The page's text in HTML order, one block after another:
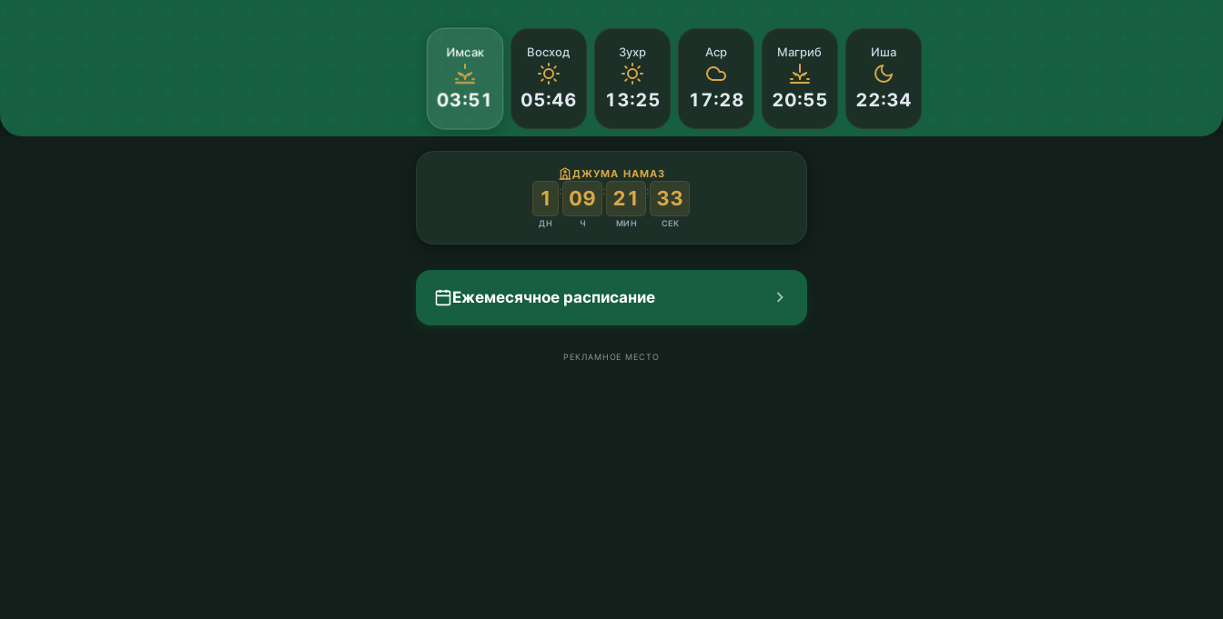
Имсак
03:51
Восход
05:46
Зухр
13:25
Аср
17:28
Магриб
20:55
Иша
22:34
ДЖУМА НАМАЗ
1
ДН
: 09
Ч
: 21
МИН
: 32
СЕК
Ежемесячное расписание
РЕКЛАМНОЕ МЕСТО